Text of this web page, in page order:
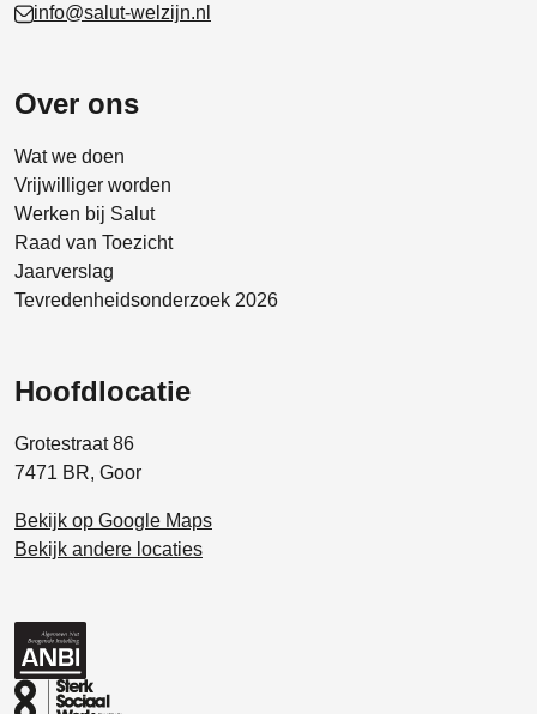
info@salut-welzijn.nl
Over ons
Wat we doen
Vrijwilliger worden
Werken bij Salut
Raad van Toezicht
Jaarverslag
Tevredenheidsonderzoek 2026
Hoofdlocatie
Grotestraat 86
7471 BR, Goor
Bekijk op Google Maps
Bekijk andere locaties